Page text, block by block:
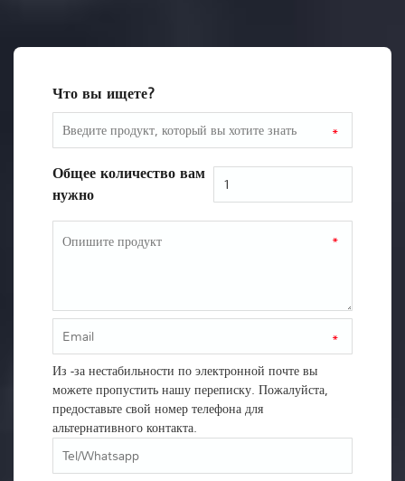
Что вы ищете?
*
Общее количество вам
нужно
*
*
Из -за нестабильности по электронной почте вы
можете пропустить нашу переписку. Пожалуйста,
предоставьте свой номер телефона для
альтернативного контакта.